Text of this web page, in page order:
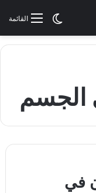
القائمةالوضع
الجسم
في